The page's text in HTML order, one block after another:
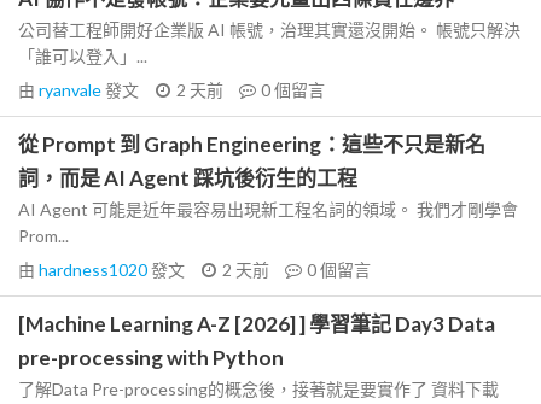
公司替工程師開好企業版 AI 帳號，治理其實還沒開始。 帳號只解決
「誰可以登入」...
由 ryanvale發文 2 天前 0個留言
從 Prompt 到 Graph Engineering：這些不只是新名
詞，而是 AI Agent 踩坑後衍生的工程
AI Agent 可能是近年最容易出現新工程名詞的領域。 我們才剛學會
Prom...
由 hardness1020發文 2 天前 0個留言
[Machine Learning A-Z [2026] ] 學習筆記 Day3 Data
pre-processing with Python
了解Data Pre-processing的概念後，接著就是要實作了 資料下載